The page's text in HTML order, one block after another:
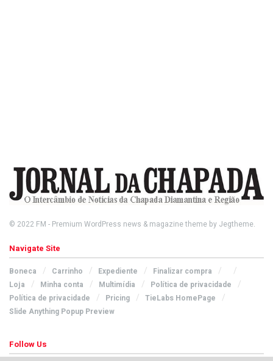
© 2022 FM - Premium WordPress news & magazine theme by Jegtheme.
Navigate Site
Boneca Carrinho Expediente
Finalizar compra
Loja
Minha conta Multimídia
Política de privacidade
Política de privacidade
Pricing
TieLabs HomePage
Slide Anything Popup Preview
Follow Us